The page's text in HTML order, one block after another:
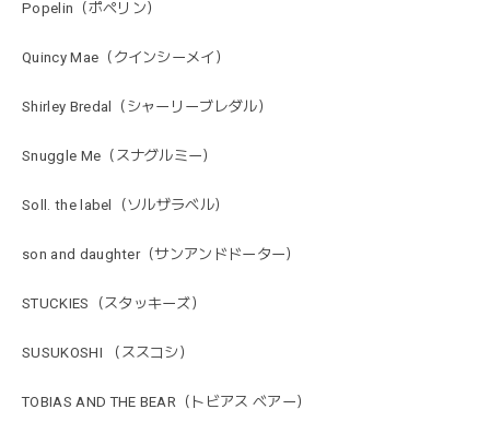
Popelin（ポペリン）
Quincy Mae（クインシーメイ）
Shirley Bredal（シャーリーブレダル）
Snuggle Me（スナグルミー）
Soll. the label（ソルザラベル）
son and daughter（サンアンドドーター）
STUCKIES（スタッキーズ）
SUSUKOSHI （ススコシ）
TOBIAS AND THE BEAR（トビアス ベアー）